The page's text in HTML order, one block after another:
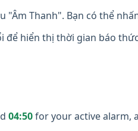
"Âm Thanh". Bạn có thể
hiển thị thời gian báo
04:50for your active alarm,